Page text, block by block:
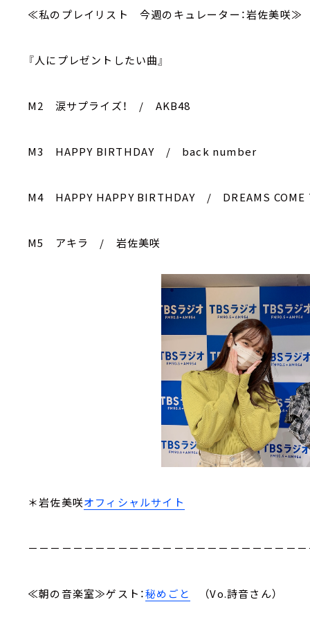
≪私のプレイリスト 今週のキュレーター：岩佐美咲≫
『人にプレゼントしたい曲』
M2 涙サプライズ！ / AKB48
M3 HAPPY BIRTHDAY / back number
M4 HAPPY HAPPY BIRTHDAY / DREAMS COME
M5 アキラ / 岩佐美咲
＊岩佐美咲オフィシャルサイト
－－－－－－－－－－－－－－－－－－－－－－－－
≪朝の音楽室≫ゲスト：秘めごと （Vo.詩音さん）